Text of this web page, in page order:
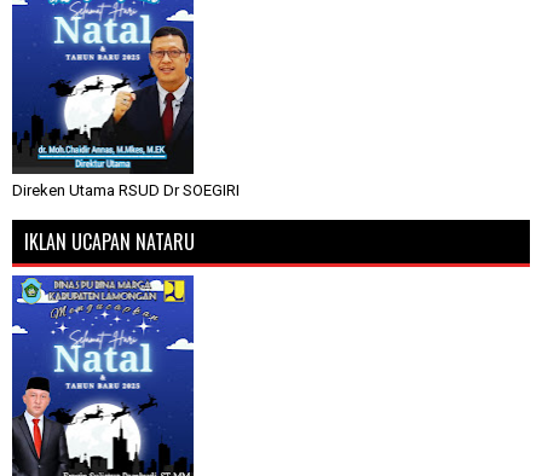
Direken Utama RSUD Dr SOEGIRI
IKLAN UCAPAN NATARU